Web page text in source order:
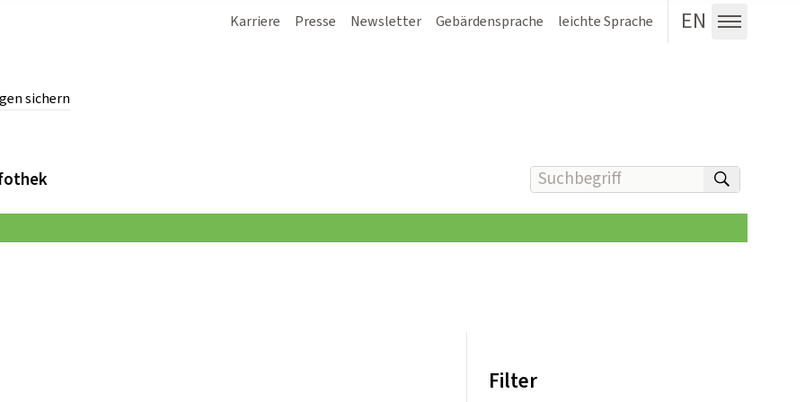
sichern
Karriere Presse Newsletter Gebärdensprache leichte Sprache EN
Menü
Suchbegriff(e) eingeben
Filter